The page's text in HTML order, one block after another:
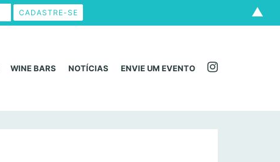
WINE BARS NOTÍCIAS ENVIE UM EVENTO
▲